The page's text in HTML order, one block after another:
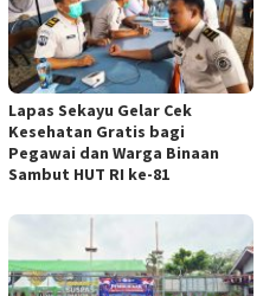
Lapas Sekayu Gelar Cek
Kesehatan Gratis bagi
Pegawai dan Warga Binaan
Sambut HUT RI ke-81